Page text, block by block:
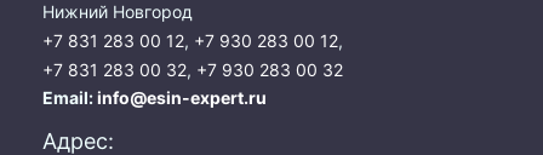
Нижний Новгород
+7 831 283 00 12, +7 930 283 00 12,
+7 831 283 00 32, +7 930 283 00 32
Email:info@esin-expert.ru
Адрес: